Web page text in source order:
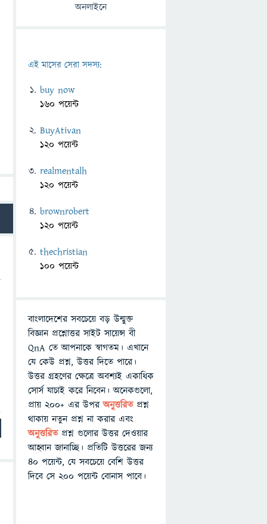
অনলাইনে
এই মাসের সেরা সদস্য:
buy now
160 পয়েন্ট
BuyAtivan
120 পয়েন্ট
realmentalh
120 পয়েন্ট
brownrobert
120 পয়েন্ট
thechristian
100 পয়েন্ট
বাংলাদেশের সবচেয়ে বড় উন্মুক্ত
বিজ্ঞান প্রশ্নোত্তর সাইট সায়েন্স বী
QnA তে আপনাকে স্বাগতম। এখানে
যে কেউ প্রশ্ন, উত্তর দিতে পারে।
উত্তর গ্রহণের ক্ষেত্রে অবশ্যই একাধিক
সোর্স যাচাই করে নিবেন। অনেকগুলো,
প্রায় ২০০+ এর উপরঅনুত্তরিতপ্রশ্ন
থাকায় নতুন প্রশ্ন না করার এবং
অনুত্তরিত প্রশ্ন গুলোর উত্তর দেওয়ার
আহ্বান জানাচ্ছি। প্রতিটি উত্তরের জন্য
৪০ পয়েন্ট, যে সবচেয়ে বেশি উত্তর
দিবে সে ২০০ পয়েন্ট বোনাস পাবে।